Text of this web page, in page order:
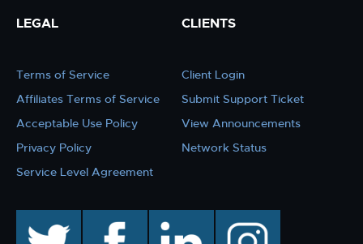
LEGAL
Terms of Service
Affiliates Terms of Service
Acceptable Use Policy
Privacy Policy
Service Level Agreement
CLIENTS
Client Login
Submit Support Ticket
View Announcements
Network Status
facebook linkedin instagram